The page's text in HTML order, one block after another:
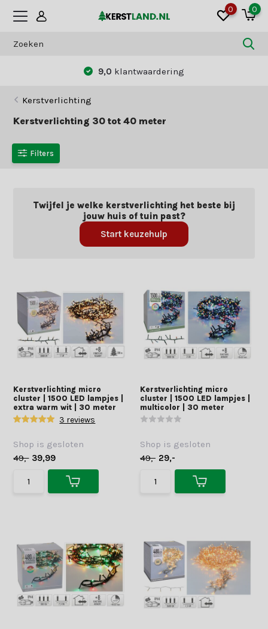
0 0
Betaal zoals jij dat wilt:
Kerstverlichting
Kerstverlichting 30 tot 40 meter
Filters
Twijfel je welke kerstverlichting het beste bij
jouw huis of tuin past?
Start keuzehulp
Kerstverlichting micro
cluster | 1500 LED lampjes |
extra warm wit | 30 meter
3 reviews
Shop is gesloten
49,- 39,99
Kerstverlichting micro
cluster | 1500 LED lampjes |
multicolor | 30 meter
Shop is gesloten
49,- 29,-